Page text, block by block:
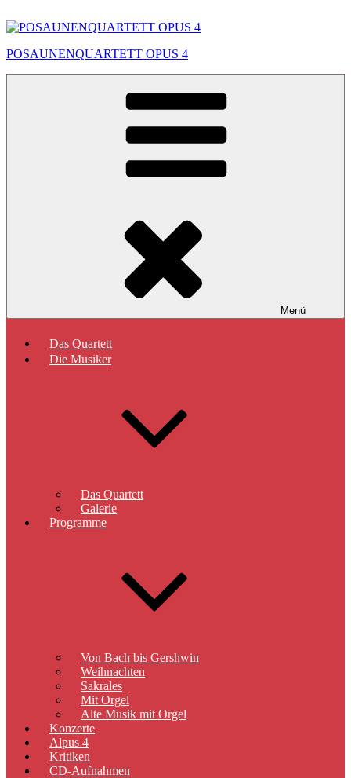
Inhalt
POSAUNENQUARTETT OPUS 4
Menü
Das Quartett
Die Musiker
Das Quartett
Galerie
Programme
Von Bach bis Gershwin
Weihnachten
Sakrales
Mit Orgel
Alte Musik mit Orgel
Konzerte
Alpus 4
Kritiken
CD-Aufnahmen